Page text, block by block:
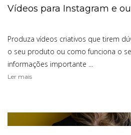
Vídeos para Instagram e
Produza vídeos criativos que tirem
o seu produto ou como funciona o
informações importante ...
Ler mais